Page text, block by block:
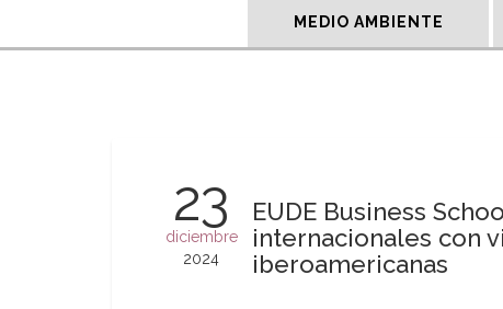
MEDIO AMBIENTE
23
diciembre
2024
EUDE Business
internacionales con
iberoamericanas